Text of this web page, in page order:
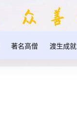
著名高僧 渡生成就